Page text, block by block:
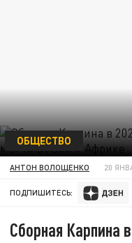
ОБЩЕСТВО
АНТОН ВОЛОЩЕНКО 20
ПОДПИШИТЕСЬ:
Сборная Карпина